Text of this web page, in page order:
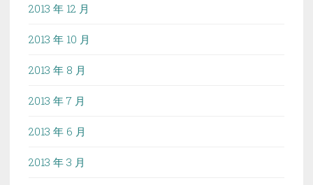
2013 年 12 月
2013 年 10 月
2013 年 8 月
2013 年 7 月
2013 年 6 月
2013 年 3 月